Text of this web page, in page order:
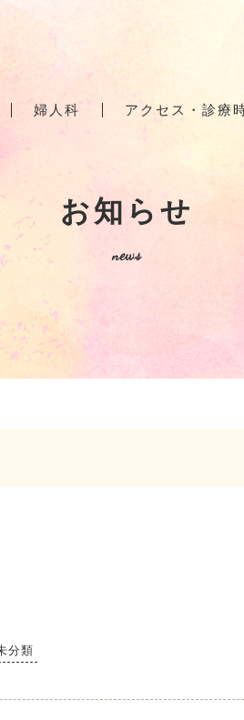
婦人科 アクセス・診療
お知らせ
news
分類